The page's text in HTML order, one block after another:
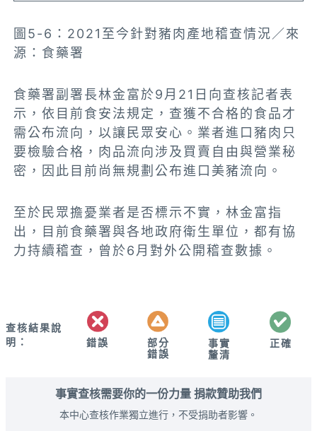
圖5-6：2021至今針對豬肉產地稽查情況／來
源：食藥署
食藥署副署長林金富於9月21日向查核記者表
示，依 目前食安法規定，查獲不合格的食品才
需公布流向，以讓民眾安心。 業者進口豬肉只
要檢驗合格，肉品流向涉及買賣自由與營業秘
密，因此目前尚無規劃公布進口美豬流向。
至於民眾擔憂業者是否標示不實，林金富指
出，目前食藥署與各地政府衛生單位，都有協
力持續稽查，曾於6月對外公開稽查數據。
查核結果說
明：
錯誤
部分
錯誤
事實
釐清
正確
事實查核需要你的一份力量 捐款贊助我們
本中心查核作業獨立進行，不受捐助者影響。